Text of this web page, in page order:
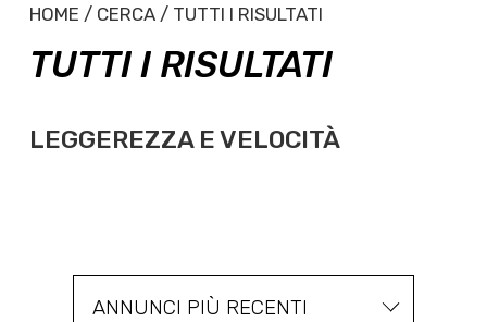
HOME / CERCA / TUTTI I RISULTATI
TUTTI I RISULTATI
LEGGEREZZA E VELOCITÀ
ANNUNCI PIÙ RECENTI